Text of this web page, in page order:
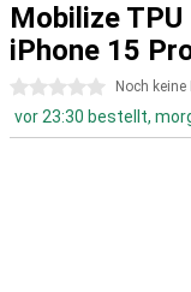
Mobilize TPU
iPhone 15
0 Sterne Noch
vor 23:30 bestellt,